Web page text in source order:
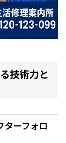
技術力と
ターフォロ